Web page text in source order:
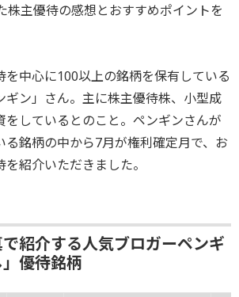
株主優待の感想とおすすめポイントを
を中心に100以上の銘柄を保有している
ギン」さん。主に株主優待株、小型成
をしているとのこと。ペンギンさんが
る銘柄の中から7月が権利確定月で、お
紹介いただきました。
紹介する人気ブロガーペンギ
優待銘柄